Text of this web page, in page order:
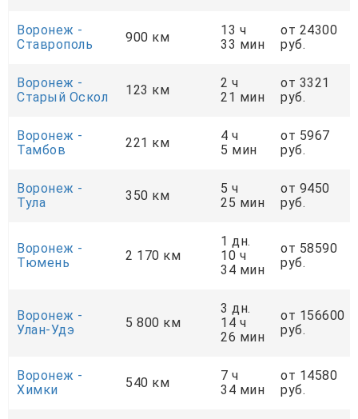
Воронеж -
Ставрополь
900 км
13 ч
33 мин
от 24300
руб.
Воронеж -
Старый Оскол
123 км
2 ч
21 мин
от 3321
руб.
Воронеж -
Тамбов
221 км
4 ч
5 мин
от 5967
руб.
Воронеж -
Тула
350 км
5 ч
25 мин
от 9450
руб.
Воронеж -
Тюмень
2 170 км
1 дн.
10 ч
34 мин
от 58590
руб.
Воронеж -
Улан-Удэ
5 800 км
3 дн.
14 ч
26 мин
от 156600
руб.
Воронеж -
Химки
540 км
7 ч
34 мин
от 14580
руб.